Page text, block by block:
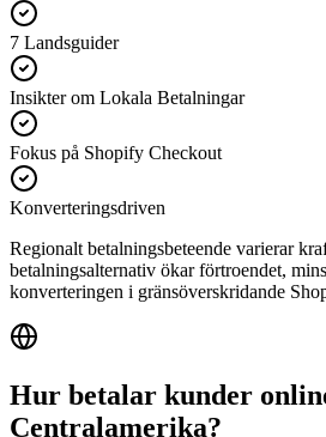
7 Landsguider
Insikter om Lokala Betalningar
Fokus på Shopify Checkout
Konverteringsdriven
Regionalt betalningsbeteende varierar
betalningsalternativ ökar förtroendet,
konverteringen i gränsöverskridande
Hur betalar kunder
Centralamerika?